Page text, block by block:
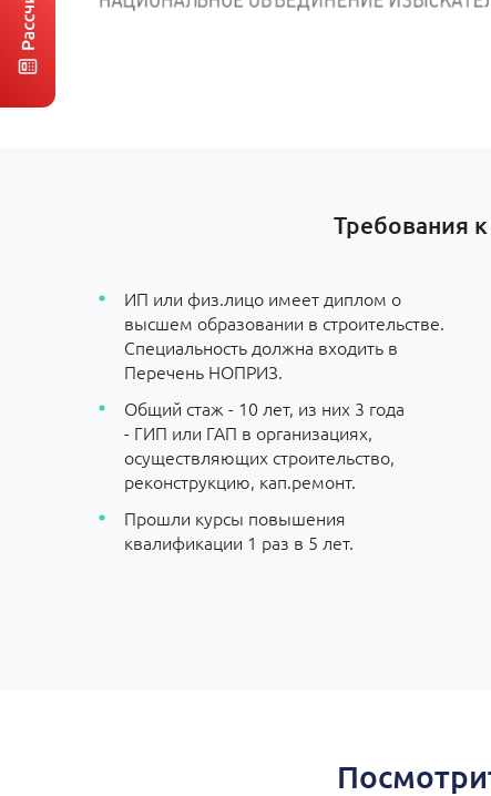
Требования
ИП или физ.лицо имеет диплом о
высшем образовании в строительстве.
Специальность должна входить в
Перечень НОПРИЗ.
Общий стаж - 10 лет, из них 3 года
- ГИП или ГАП в организациях,
осуществляющих строительство,
реконструкцию, кап.ремонт.
Прошли курсы повышения
квалификации 1 раз в 5 лет.